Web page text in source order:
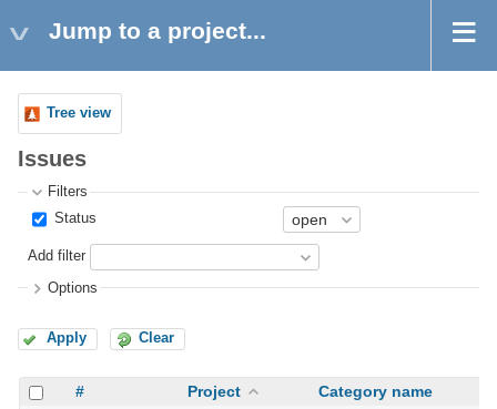
Jump to a project...
Tree view
Issues
Filters
Status
Add filter
Options
Apply Clear
# Project Category name